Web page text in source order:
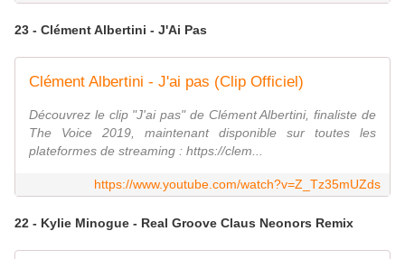
23 - Clément Albertini - J'Ai Pas
Clément Albertini - J'ai pas (Clip Officiel)
Découvrez le clip "J'ai pas" de Clément Albertini, finaliste de
The Voice 2019, maintenant disponible sur toutes les
plateformes de streaming : https://clem...
https://www.youtube.com/watch?v=Z_Tz35mUZds
22 - Kylie Minogue - Real Groove Claus Neonors Remix